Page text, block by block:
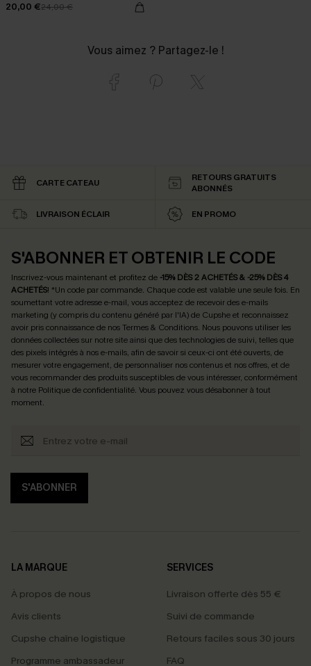
20,00 €24,00 €
Vous aimez ? Partagez-le !
CARTE CATEAU
RETOURS GRATUITS
ABONNÉS
LIVRAISON ÉCLAIR EN PROMO
S'ABONNER ET OBTENIR LE CODE
Inscrivez-vous maintenant et profitez de -15% DÈS 2 ACHETÉS & -25% DÈS 4
ACHETÉS! *Un code par commande. Chaque code est valable une seule fois. En
soumettant votre adresse e-mail, vous acceptez de recevoir des e-mails
marketing (y compris du contenu généré par l'IA) de Cupshe et reconnaissez
avoir pris connaissance de nosTermes & Conditions. Nous pouvons utiliser les
données collectées sur notre site ainsi que des technologies de suivi, telles que
des pixels intégrés à nos e-mails, afin de savoir si ceux-ci ont été ouverts, de
mesurer votre engagement, de personnaliser nos contenus et nos offres, et de
vous recommander des produits susceptibles de vous intéresser, conformément
à notre Politique de confidentialité. Vous pouvez vous désabonner à tout
moment.
S'ABONNER
LA MARQUE
À propos de nous
Avis clients
Cupshe chaîne logistique
Programme ambassadeur
SERVICES
Livraison offerte dès 55 €
Suivi de commande
Retours faciles sous 30 jours
FAQ